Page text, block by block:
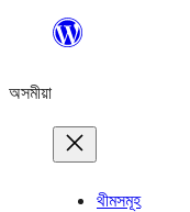
বিষয়বস্তুলৈ
অসমীয়া
থীমসমূহ